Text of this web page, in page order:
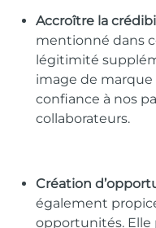
Accroître la
mentionné dans
légitimité
image de
confiance à nos
collaborateurs.
Création
également
opportunités.